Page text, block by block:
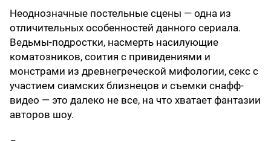
Неоднозначные постельные сцены — одна из
отличительных особенностей данного сериала.
Ведьмы-подростки, насмерть насилующие
коматозников, соития с привидениями и
монстрами из древнегреческой мифологии, секс с
участием сиамских близнецов и съемки снафф-
видео — это далеко не все, на что хватает фантазии
авторов шоу.